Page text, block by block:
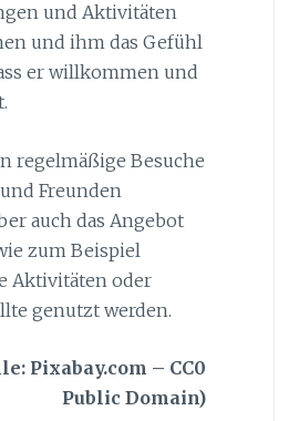
und Aktivitäten
und ihm das Gefühl
er willkommen und
regelmäßige Besuche
Freunden
auch das Angebot
zum Beispiel
Aktivitäten oder
genutzt werden.
Pixabay.com – CC0
Public Domain)